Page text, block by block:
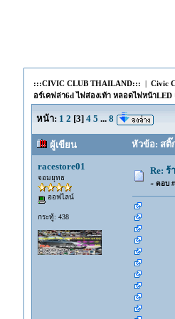
:::CIVIC CLUB THAILAND::: | Civic
อร์เคฟล่า6d ไฟส่องเท้า หลอดไฟหน้า
หน้า: 1 2 [3] 4 5 ... 8
ผู้เขียน หัวข้อ: สติ๊
racestore01
จอมยุทธ
ออฟไลน์
กระทู้: 438
Re: ร้
« ตอบ